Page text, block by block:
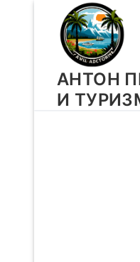
Перейти
содержимому
АНТОН
И